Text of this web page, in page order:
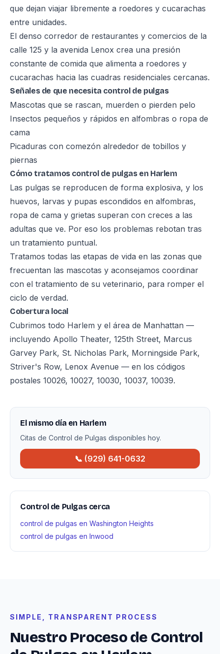
que dejan viajar libremente a roedores y cucarachas
entre unidades.
El denso corredor de restaurantes y comercios de la
calle 125 y la avenida Lenox crea una presión
constante de comida que alimenta a roedores y
cucarachas hacia las cuadras residenciales cercanas.
Señales de que necesita control de pulgas
Mascotas que se rascan, muerden o pierden pelo
Insectos pequeños y rápidos en alfombras o ropa de
cama
Picaduras con comezón alrededor de tobillos y
piernas
Cómo tratamos control de pulgas en Harlem
Las pulgas se reproducen de forma explosiva, y los
huevos, larvas y pupas escondidos en alfombras,
ropa de cama y grietas superan con creces a las
adultas que ve. Por eso los problemas rebotan tras
un tratamiento puntual.
Tratamos todas las etapas de vida en las zonas que
frecuentan las mascotas y aconsejamos coordinar
con el tratamiento de su veterinario, para romper el
ciclo de verdad.
Cobertura local
Cubrimos todo Harlem y el área de Manhattan —
incluyendo Apollo Theater, 125th Street, Marcus
Garvey Park, St. Nicholas Park, Morningside Park,
Striver's Row, Lenox Avenue — en los códigos
postales 10026, 10027, 10030, 10037, 10039.
El mismo día en Harlem
Citas de Control de Pulgas disponibles hoy.
📞 (929) 641-0632
Control de Pulgas cerca
control de pulgas en Washington Heights
control de pulgas en Inwood
SIMPLE, TRANSPARENT PROCESS
Nuestro Proceso de Control